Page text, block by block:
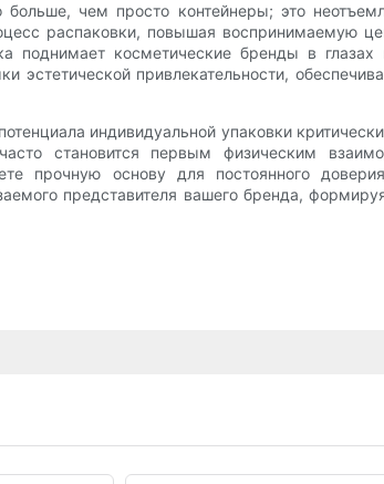
чем просто контейнеры; это
распаковки, повышая воспринимаемую
поднимает косметические бренды в
привлекательности,
индивидуальной упаковки
становится первым физическим
прочную основу для постоянного
представителя вашего бренда,